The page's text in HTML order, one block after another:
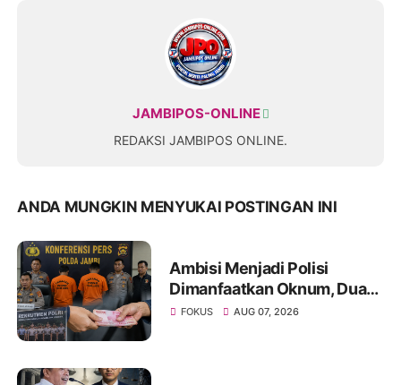
JAMBIPOS-ONLINE
REDAKSI JAMBIPOS ONLINE.
ANDA MUNGKIN MENYUKAI POSTINGAN INI
Ambisi Menjadi Polisi
Dimanfaatkan Oknum, Dua
Anggota Polda Jambi Diduga
FOKUS AUG 07, 2026